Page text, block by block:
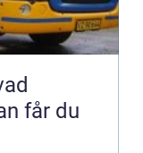
får du